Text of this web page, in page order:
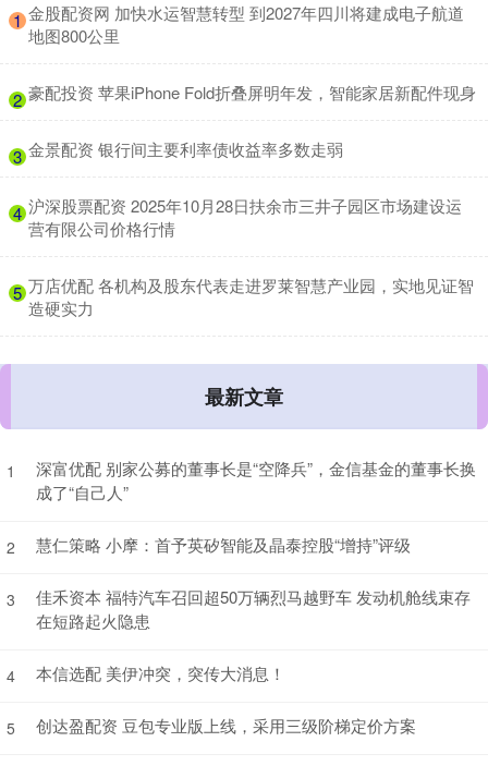
1 ​金股配资网 加快水运智慧转型 到2027年四川将建成电子航道
地图800公里
2 ​豪配投资 苹果iPhone Fold折叠屏明年发，智能家居新配件现身
3 ​金景配资 银行间主要利率债收益率多数走弱
4 ​沪深股票配资 2025年10月28日扶余市三井子园区市场建设运
营有限公司价格行情
5 ​万店优配 各机构及股东代表走进罗莱智慧产业园，实地见证智
造硬实力
最新文章
1
深富优配 别家公募的董事长是“空降兵”，金信基金的董事长换
成了“自己人”
2 慧仁策略 小摩：首予英矽智能及晶泰控股“增持”评级
3
佳禾资本 福特汽车召回超50万辆烈马越野车 发动机舱线束存
在短路起火隐患
4 本信选配 美伊冲突，突传大消息！
5 创达盈配资 豆包专业版上线，采用三级阶梯定价方案